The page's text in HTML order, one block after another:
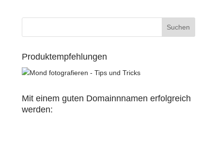
Produktempfehlungen
Mit einem guten Domainnnamen erfolgreich
werden: